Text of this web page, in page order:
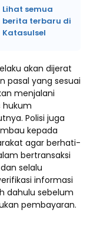
Lihat semua
berita terbaru di
Katasulsel
akan dijerat
pasal yang sesuai
menjalani
hukum
Polisi juga
kepada
agar berhati-
bertransaksi
selalu
informasi
dahulu sebelum
pembayaran.